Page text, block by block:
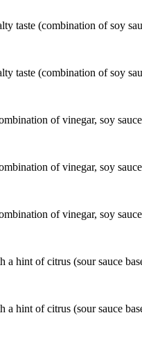
taste (combination of soy
taste (combination of soy
of vinegar, soy
of vinegar, soy
of vinegar, soy
hint of citrus (sour sauce
hint of citrus (sour sauce